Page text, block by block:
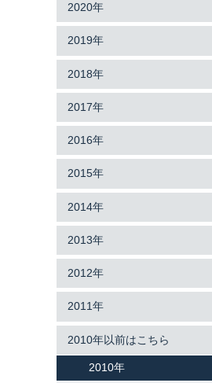
2020年
2019年
2018年
2017年
2016年
2015年
2014年
2013年
2012年
2011年
2010年以前はこちら
2010年